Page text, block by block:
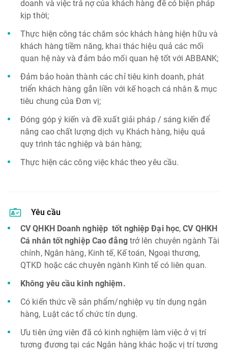
doanh và việc trả nợ của khách hàng để có biện pháp
kịp thời;
Thực hiện công tác chăm sóc khách hàng hiện hữu và
khách hàng tiềm năng, khai thác hiệu quả các mối
quan hệ này và đảm bảo mối quan hệ tốt với ABBANK;
Đảm bảo hoàn thành các chỉ tiêu kinh doanh, phát
triển khách hàng gắn liền với kế hoạch cá nhân & mục
tiêu chung của Đơn vị;
Đóng góp ý kiến và đề xuất giải pháp / sáng kiến để
nâng cao chất lượng dịch vụ Khách hàng, hiệu quả
quy trình tác nghiệp và bán hàng;
Thực hiện các công việc khác theo yêu cầu.
Yêu cầu
CV QHKH Doanh nghiệp tốt nghiệp Đại học,CV QHKH
Cá nhân tốt nghiệp Cao đẳngtrở lên chuyên ngành Tài
chính, Ngân hàng, Kinh tế, Kế toán, Ngoại thương,
QTKD hoặc các chuyên ngành Kinh tế có liên quan.
Không yêu cầu kinh nghiệm.
Có kiến thức về sản phẩm/nghiệp vụ tín dụng ngân
hàng, Luật các tổ chức tín dụng.
Ưu tiên ứng viên đã có kinh nghiệm làm việc ở vị trí
tương đương tại các Ngân hàng khác hoặc vị trí tương